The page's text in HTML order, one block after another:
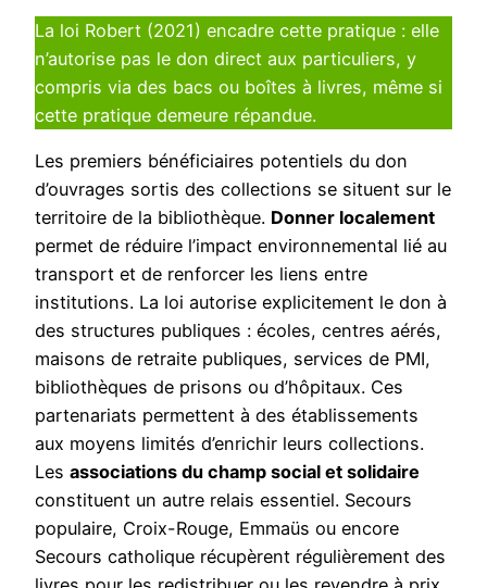
La loi Robert (2021) encadre cette pratique : elle
n’autorise pas le don direct aux particuliers, y
compris via des bacs ou boîtes à livres, même si
cette pratique demeure répandue.
Les premiers bénéficiaires potentiels du don
d’ouvrages sortis des collections se situent sur le
territoire de la bibliothèque. Donner localement
permet de réduire l’impact environnemental lié au
transport et de renforcer les liens entre
institutions. La loi autorise explicitement le don à
des structures publiques : écoles, centres aérés,
maisons de retraite publiques, services de PMI,
bibliothèques de prisons ou d’hôpitaux. Ces
partenariats permettent à des établissements
aux moyens limités d’enrichir leurs collections.
Les associations du champ social et solidaire
constituent un autre relais essentiel. Secours
populaire, Croix-Rouge, Emmaüs ou encore
Secours catholique récupèrent régulièrement des